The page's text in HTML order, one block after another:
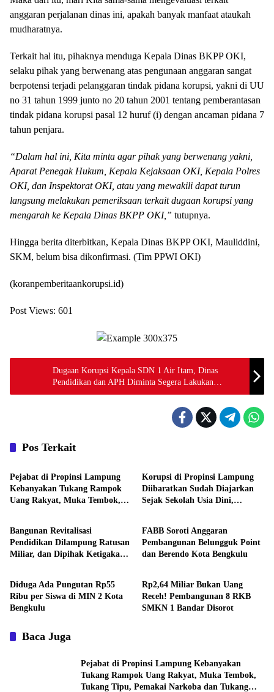
anggaran perjalanan dinas ini, apakah banyak manfaat ataukah
mudharatnya.
Terkait hal itu, pihaknya menduga Kepala Dinas BKPP OKI,
selaku pihak yang berwenang atas pengunaan anggaran sangat
berpotensi terjadi pelanggaran tindak pidana korupsi, yakni di UU
no 31 tahun 1999 junto no 20 tahun 2001 tentang pemberantasan
tindak pidana korupsi pasal 12 huruf (i) dengan ancaman pidana 7
tahun penjara.
“Dalam hal ini, Kita minta agar pihak yang berwenang yakni,
Aparat Penegak Hukum, Kepala Kejaksaan OKI, Kepala Polres
OKI, dan Inspektorat OKI, atau yang mewakili dapat turun
langsung melakukan pemeriksaan terkait dugaan korupsi yang
mengarah ke Kepala Dinas BKPP OKI,” tutupnya.
Hingga berita diterbitkan, Kepala Dinas BKPP OKI, Mauliddini,
SKM, belum bisa dikonfirmasi. (Tim PPWI OKI)
(koranpemberitaankorupsi.id)
Post Views: 601
Dugaan Korupsi Kepala SDN 1 Air Itam, Dinas
Pendidikan dan APH Diminta Segera Lakukan
Pemeriksaan
Pos Terkait
Daerah
Pejabat di Propinsi Lampung
Kebanyakan Tukang Rampok
Uang Rakyat, Muka Tembok,
Korupsi di Propinsi Lampung
Diibaratkan Sudah Diajarkan
Sejak Sekolah Usia Dini,
Daerah
Bangunan Revitalisasi
Pendidikan Dilampung Ratusan
Miliar, dan Dipihak Ketigakan,
Pembinaan, Uang Rakyat
Bukan Warisan Nenek Moyang
Daerah
FABB Soroti Anggaran
Pembangunan Belungguk Point
dan Berendo Kota Bengkulu
Daerah
Diduga Ada Pungutan Rp55
Ribu per Siswa di MIN 2 Kota
Bengkulu
Daerah
Rp2,64 Miliar Bukan Uang
Receh! Pembangunan 8 RKB
SMKN 1 Bandar Disorot
Baca Juga
Pejabat di Propinsi Lampung Kebanyakan
Tukang Rampok Uang Rakyat, Muka Tembok,
Tukang Tipu, Pemakai Narkoba dan Tukang